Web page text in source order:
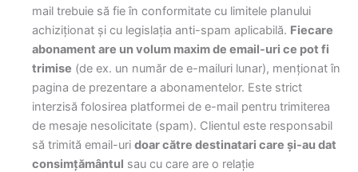
mail trebuie să fie în conformitate cu limitele planului
achiziționat și cu legislația anti-spam aplicabilă. Fiecare
abonament are un volum maxim de email-uri ce pot fi
trimise (de ex. un număr de e-mailuri lunar), menționat în
pagina de prezentare a abonamentelor. Este strict
interzisă folosirea platformei de e-mail pentru trimiterea
de mesaje nesolicitate (spam). Clientul este responsabil
să trimită email-uri doar către destinatari care și-au dat
consimțământul sau cu care are o relație